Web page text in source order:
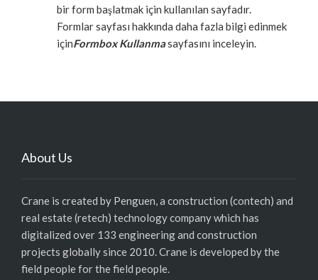
bir form başlatmak için kullanılan sayfadır.
Formlar sayfası hakkında daha fazla bilgi edinmek
içinFormbox Kullanmasayfasını inceleyin.
About Us
Crane is created by Penguen, a construction (contech) and
real estate (retech) technology company which has
digitalized over 133 engineering and construction
projects globally since 2010. Crane is developed by the
field people for the field people.